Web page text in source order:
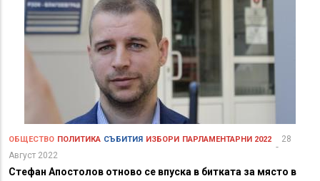
ОБЩЕСТВО ПОЛИТИКА СЪБИТИЯ ИЗБОРИ ПАРЛАМЕНТАРНИ 2022
28
Август 2022
Стефан Апостолов отново се впуска в битката за място в